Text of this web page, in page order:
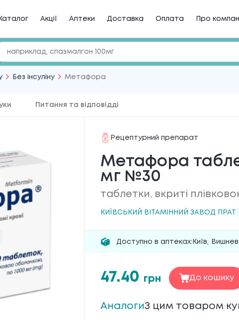
Каталог Акції Аптеки Доставка Оплата Про
Без інсуліну Метафора
Питання та відповідді
Рецептурний препарат
Метафора
мг №30
таблетки, вкриті
КИЇВСЬКИЙ ВІТАМІННИЙ ЗАВОД ПРАТ
Доступно в аптеках: Київ,
47.40 грн До кошику
АналогиЗ цим товаром